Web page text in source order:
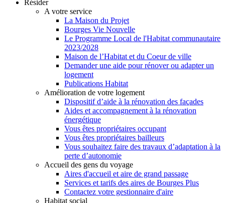
Résider
A votre service
La Maison du Projet
Bourges Vie Nouvelle
Le Programme Local de l'Habitat communautaire
2023/2028
Maison de l’Habitat et du Coeur de ville
Demander une aide pour rénover ou adapter un
logement
Publications Habitat
Amélioration de votre logement
Dispositif d’aide à la rénovation des façades
Aides et accompagnement à la rénovation
énergétique
Vous êtes propriétaires occupant
Vous êtes propriétaires bailleurs
Vous souhaitez faire des travaux d’adaptation à la
perte d’autonomie
Accueil des gens du voyage
Aires d'accueil et aire de grand passage
Services et tarifs des aires de Bourges Plus
Contactez votre gestionnaire d'aire
Habitat social